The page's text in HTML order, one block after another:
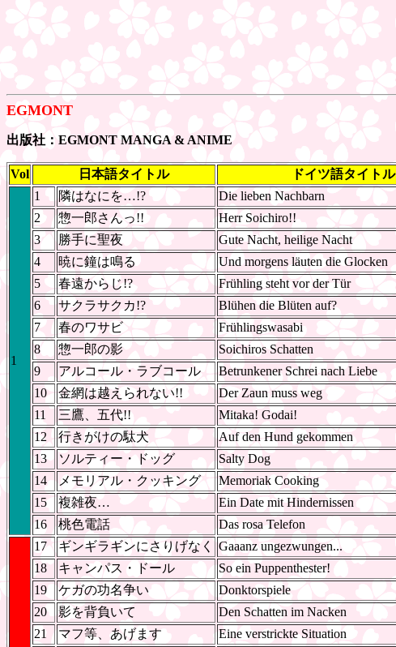
EGMONT
出版社：EGMONT MANGA & ANIME
Vol 日本語タイトル ドイツ語タイトル
1
1 隣はなにを…!?
Die lieben Nachbarn
2
惣一郎さんっ!!
Herr Soichiro!!
3
勝手に聖夜
Gute Nacht, heilige Nacht
4
暁に鐘は鳴る
Und morgens läuten die Glocken
5
春遠からじ!?
Frühling steht vor der Tür
6
サクラサクカ!?
Blühen die Blüten auf?
7
春のワサビ
Frühlingswasabi
8
惣一郎の影
Soichiros Schatten
9
アルコール・ラブコール
Betrunkener Schrei nach Liebe
10
金網は越えられない!!
Der Zaun muss weg
11
三鷹、五代!!
Mitaka! Godai!
12
行きがけの駄犬
Auf den Hund gekommen
13
ソルティー・ドッグ
Salty Dog
14
メモリアル・クッキング
Memoriak Cooking
15
複雑夜…
Ein Date mit Hindernissen
16
桃色電話 Das rosa Telefon
17 ギンギラギンにさりげなく
Gaaanz ungezwungen...
18
キャンパス・ドール
So ein Puppenthester!
19
ケガの功名争い
Donktorspiele
20
影を背負いて
Den Schatten im Nacken
21
マフ等、あげます
Eine verstrickte Situation